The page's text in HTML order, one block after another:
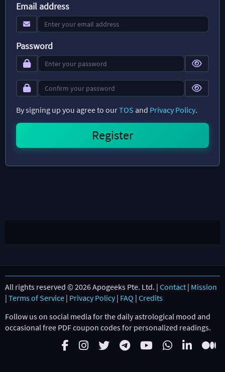
Email address
Password
By signing up you agree to ourTOS and Privacy Policy.
All rights reserved © 2026 Apogeeks Pte. Ltd. | Contact | Mission
| Terms of Service | Privacy Policy| FAQ | Credits
Follow us on social media for the daily astrological mood and
occasional free PDF coupon codes for personalized readings.